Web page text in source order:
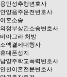
용인성추행변호사
안양음주운전변호사
이혼소송
의정부상간소송변호사
비아그라 처방
소액결제대행사
휴대폰성지
남양주학교폭력변호사
인천이혼전문변호사